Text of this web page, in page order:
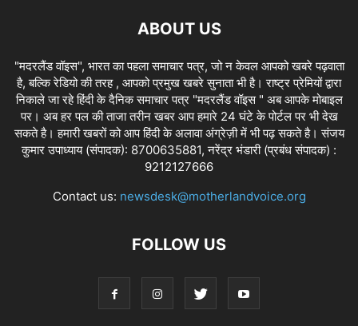
ABOUT US
"मदरलैंड वॉइस", भारत का पहला समाचार पत्र, जो न केवल आपको खबरे पढ़वाता
है, बल्कि रेडियो की तरह , आपको प्रमुख खबरे सुनाता भी है। राष्ट्र प्रेमियों द्वारा
निकाले जा रहे हिंदी के दैनिक समाचार पत्र "मदरलैंड वॉइस " अब आपके मोबाइल
पर। अब हर पल की ताजा तरीन खबर आप हमारे 24 घंटे के पोर्टल पर भी देख
सकते है। हमारी खबरों को आप हिंदी के अलावा अंग्रेज़ी में भी पढ़ सकते है। संजय
कुमार उपाध्याय (संपादक): 8700635881, नरेंद्र भंडारी (प्रबंध संपादक) :
9212127666
Contact us: newsdesk@motherlandvoice.org
FOLLOW US